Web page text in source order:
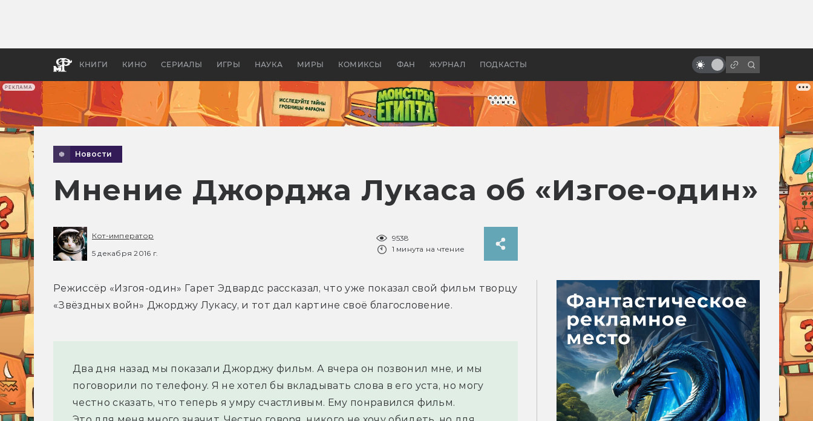
РЕКЛАМА
КНИГИ КИНО СЕРИАЛЫ ИГРЫ НАУКА МИРЫ КОМИКСЫ ФАН ЖУРНАЛ ПОДКАСТЫ
бы «Властелина колец»
Древней Грецией
про Имхотепа и компанию
Новости
Мнение Джорджа Лукаса об «Изгое-один»
Кот-император
5 декабря 2016 г.
9538
1 минута на чтение
Режиссёр «Изгоя-один» Гарет Эдвардс рассказал, что уже показал свой фильм творцу
«Звёздных войн» Джорджу Лукасу, и тот дал картине своё благословение.
Два дня назад мы показали Джорджу фильм. А вчера он позвонил мне, и мы
поговорили по телефону. Я не хотел бы вкладывать слова в его уста, но могу
честно сказать, что теперь я умру счастливым. Ему понравился фильм.